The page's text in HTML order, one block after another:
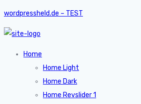
wordpressheld.de – TEST
Home
Home Light
Home Dark
Home Revslider 1